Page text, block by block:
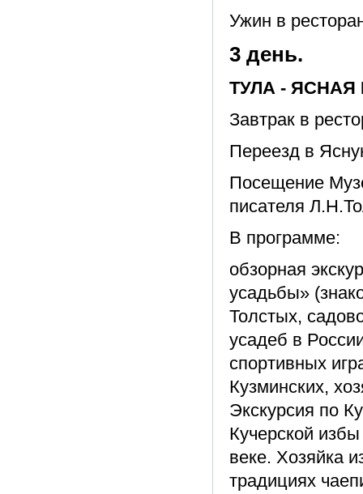
Ужин в
3 день.
ТУЛА -
Завтрак в
Переезд в
Посещение
писателя
В программе:
обзорная
усадьбы»
Толстых,
усадеб в
спортивных
Кузминских,
Экскурсия по
Кучерской
веке. Хозяйка
традициях